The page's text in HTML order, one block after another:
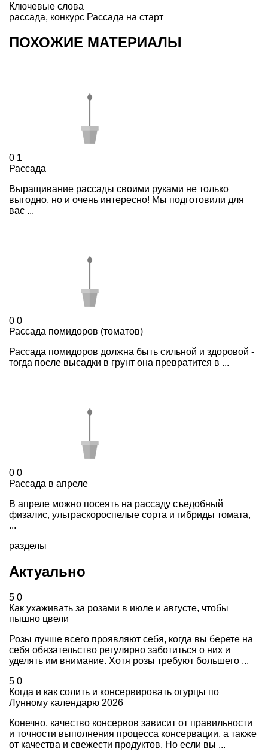
Ключевые слова
рассада, конкурс Рассада на старт
ПОХОЖИЕ МАТЕРИАЛЫ
0 1
Рассада
Выращивание рассады своими руками не только
выгодно, но и очень интересно! Мы подготовили для
вас ...
0 0
Рассада помидоров (томатов)
Рассада помидоров должна быть сильной и здоровой -
тогда после высадки в грунт она превратится в ...
0 0
Рассада в апреле
В апреле можно посеять на рассаду съедобный
физалис, ультраскороспелые сорта и гибриды томата,
...
разделы
Актуально
5 0
Как ухаживать за розами в июле и августе, чтобы
пышно цвели
Розы лучше всего проявляют себя, когда вы берете на
себя обязательство регулярно заботиться о них и
уделять им внимание. Хотя розы требуют большего ...
5 0
Когда и как солить и консервировать огурцы по
Лунному календарю 2026
Конечно, качество консервов зависит от правильности
и точности выполнения процесса консервации, а также
от качества и свежести продуктов. Но если вы ...